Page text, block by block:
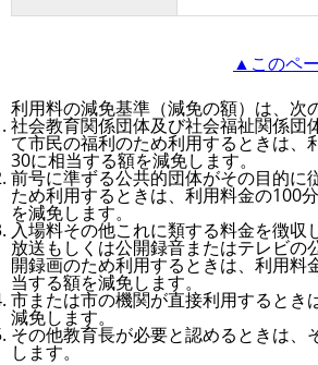
▲このペ
利用料の減免基準（減免の額）は、次
社会教育関係団体及び社会福祉関係団
て市民の福利のため利用するときは、
30に相当する額を減免します。
前号に準ずる公共的団体がその目的に
ため利用するときは、利用料金の100
を減免します。
入場料その他これに類する料金を徴収
放送もしくは公開録音またはテレビの
開録画のため利用するときは、利用料
当する額を減免します。
市または市の機関が直接利用するとき
減免します。
その他教育長が必要と認めるときは、
します。